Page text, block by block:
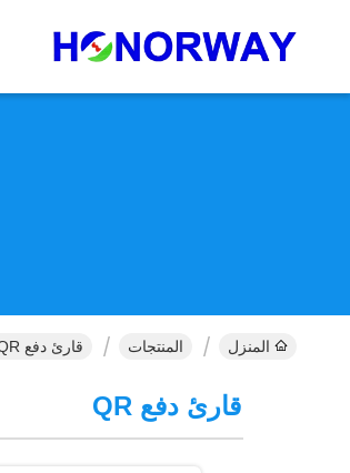
المنزل المنتجات قارئ دفع QR المنتجات عبر الإنترنت
قارئ دفع QR